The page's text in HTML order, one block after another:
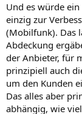
Und es würde
einzig zur
(Mobilfunk). Das
Abdeckung
der Anbieter, für
prinzipiell auch
um den Kunden
Das alles aber
abhängig, wie